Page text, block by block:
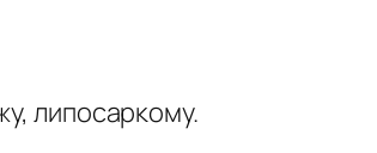
липосаркому.